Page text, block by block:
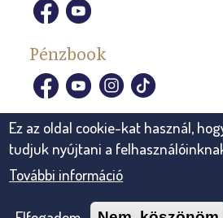
Pénzbook
© 2026, Pénziránytű Alapítvány
Ez az oldal cookie-kat használ,
tudjuk nyújtani a
További információ